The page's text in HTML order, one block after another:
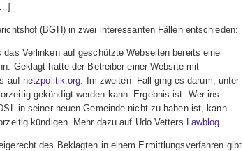
(BGH) in zwei interessanten Fällen entschieden:
das Verlinken auf geschützte Webseiten bereits eine
Geklagt hatte der Betreiber einer Website mit
auf netzpolitik.org. Im zweiten Fall ging es darum, unter
gekündigt werden kann. Ergebnis ist: Wer ins
in seiner neuen Gemeinde nicht zu haben ist, kann
kündigen. Mehr dazu auf Udo Vetters Lawblog.
des Beklagten in einem Ermittlungsverfahren gibt